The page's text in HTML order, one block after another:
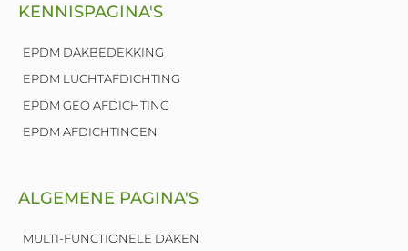
KENNISPAGINA'S
EPDM DAKBEDEKKING
EPDM LUCHTAFDICHTING
EPDM GEO AFDICHTING
EPDM AFDICHTINGEN
ALGEMENE PAGINA'S
MULTI-FUNCTIONELE DAKEN